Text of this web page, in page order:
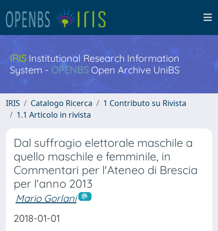
IRISInstitutional Research Information
System - OPENBS Open Archive UniBS
IRIS Catalogo Ricerca
1 Contributo su Rivista
1.1 Articolo in rivista
Dal suffragio elettorale maschile a
quello maschile e femminile, in
Commentari per l'Ateneo di Brescia
per l'anno 2013
Mario Gorlani
2018-01-01